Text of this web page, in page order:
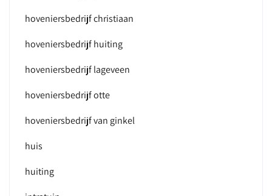
hoveniersbedrijf christiaan
hoveniersbedrijf huiting
hoveniersbedrijf lageveen
hoveniersbedrijf otte
hoveniersbedrijf van ginkel
huis
huiting